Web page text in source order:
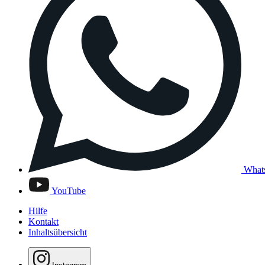
YouTube
Hilfe
Kontakt
Inhaltsübersicht